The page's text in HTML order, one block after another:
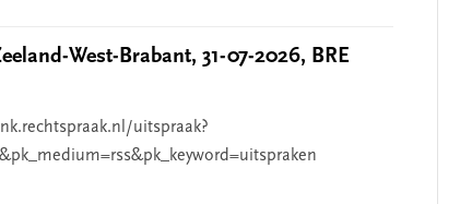
West-Brabant, 31-07-2026, BRE
uitspraak?